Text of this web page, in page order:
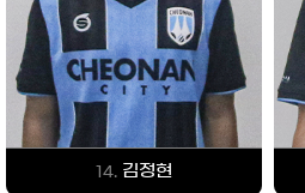
14. 김정현